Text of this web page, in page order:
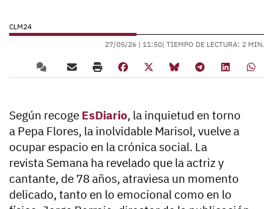
CLM24
27/05/26 | 11:50| TIEMPO DE LECTURA: 2 MIN.
Según recoge EsDiario, la inquietud en torno
a Pepa Flores, la inolvidable Marisol, vuelve a
ocupar espacio en la crónica social. La
revista Semana ha revelado que la actriz y
cantante, de 78 años, atraviesa un momento
delicado, tanto en lo emocional como en lo